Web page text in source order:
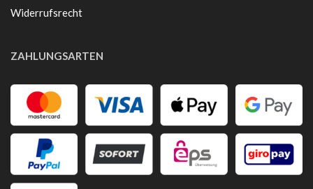
Widerrufsrecht
ZAHLUNGSARTEN